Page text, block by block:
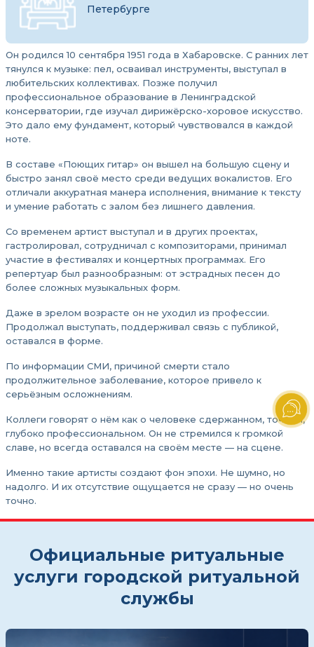
Петербурге
Он родился 10 сентября 1951 года в Хабаровске. С ранних лет
тянулся к музыке: пел, осваивал инструменты, выступал в
любительских коллективах. Позже получил
профессиональное образование в Ленинградской
консерватории, где изучал дирижёрско-хоровое искусство.
Это дало ему фундамент, который чувствовался в каждой
ноте.
В составе «Поющих гитар» он вышел на большую сцену и
быстро занял своё место среди ведущих вокалистов. Его
отличали аккуратная манера исполнения, внимание к тексту
и умение работать с залом без лишнего давления.
Со временем артист выступал и в других проектах,
гастролировал, сотрудничал с композиторами, принимал
участие в фестивалях и концертных программах. Его
репертуар был разнообразным: от эстрадных песен до
более сложных музыкальных форм.
Даже в зрелом возрасте он не уходил из профессии.
Продолжал выступать, поддерживал связь с публикой,
оставался в форме.
По информации СМИ, причиной смерти стало
продолжительное заболевание, которое привело к
серьёзным осложнениям.
Коллеги говорят о нём как о человеке сдержанном, точном,
глубоко профессиональном. Он не стремился к громкой
славе, но всегда оставался на своём месте — на сцене.
Именно такие артисты создают фон эпохи. Не шумно, но
надолго. И их отсутствие ощущается не сразу — но очень
точно.
Официальные ритуальные
услуги городской ритуальной
службы